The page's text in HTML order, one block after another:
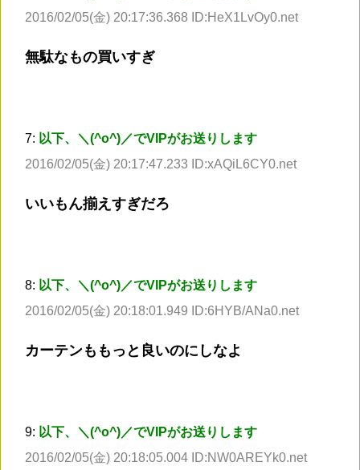
2016/02/05(金) 20:17:36.368 ID:HeX1LvOy0.net
無駄なもの買いすぎ
7: 以下、＼(^o^)／でVIPがお送りします
2016/02/05(金) 20:17:47.233 ID:xAQiL6CY0.net
いいもん揃えすぎだろ
8: 以下、＼(^o^)／でVIPがお送りします
2016/02/05(金) 20:18:01.949 ID:6HYB/ANa0.net
カーテンももっと良いのにしなよ
9: 以下、＼(^o^)／でVIPがお送りします
2016/02/05(金) 20:18:05.004 ID:NW0AREYk0.net